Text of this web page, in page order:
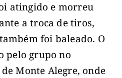
atingido e morreu
a troca de tiros,
foi baleado. O
pelo grupo no
Monte Alegre, onde